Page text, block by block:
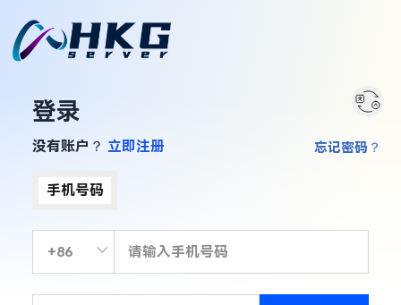
登录
没有账户？ 立即注册
手机号码
忘记密码？